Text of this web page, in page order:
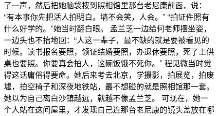
了一声，然后把她脑袋按到照相馆里那台老尼康前面，说：
“有本事你先把活人拍明白。墙不会笑，人会。” “拍证件照有
什么好学的。”她当时翻白眼。 孟兰芝一边给何老师摆坐姿，
一边头也不抬地回：“人这一辈子，最不缺的就是要被看见的
时候。读书报名要照，领证结婚要照，办退休要照，死了上供
桌也要照。你要真会拍人，这碗饭饿不死你。” 程见微当时觉
得这话庸俗得要命。她后来考去北京，学摄影，拍展览，拍废
墟，拍空椅子和深夜地铁站，最不想碰的就是照相馆那一套。
她以为自己离白沙镇越远，就越不像孟兰芝。 可现在，她一
个人站在这间屋里，才发现自己连那台老尼康的镜头盖放在哪